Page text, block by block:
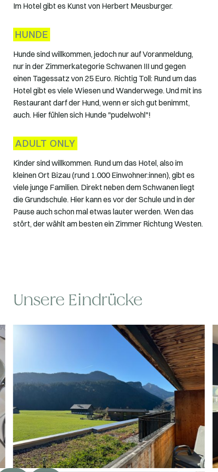
Im Hotel gibt es Kunst von Herbert Meusburger.
HUNDE
Hunde sind willkommen, jedoch nur auf Voranmeldung,
nur in der Zimmerkategorie Schwanen III und gegen
einen Tagessatz von 25 Euro. Richtig Toll: Rund um das
Hotel gibt es viele Wiesen und Wanderwege. Und mit ins
Restaurant darf der Hund, wenn er sich gut benimmt,
auch. Hier fühlen sich Hunde "pudelwohl"!
ADULT ONLY
Kinder sind willkommen. Rund um das Hotel, also im
kleinen Ort Bizau (rund 1.000 Einwohner:innen), gibt es
viele junge Familien. Direkt neben dem Schwanen liegt
die Grundschule. Hier kann es vor der Schule und in der
Pause auch schon mal etwas lauter werden. Wen das
stört, der wählt am besten ein Zimmer Richtung Westen.
Unsere Eindrücke